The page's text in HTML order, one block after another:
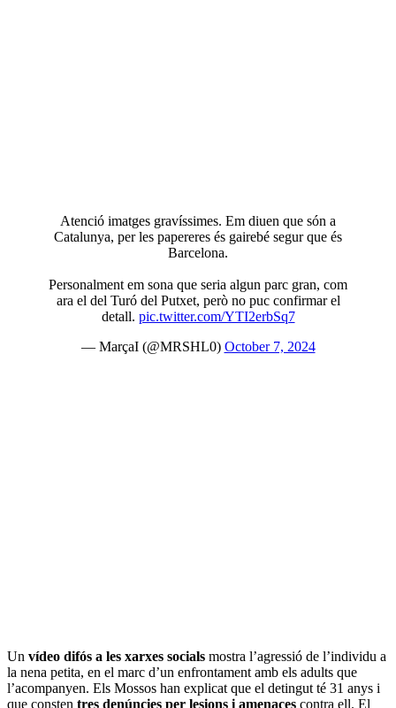
Atenció imatges gravíssimes. Em diuen que són a
Catalunya, per les papereres és gairebé segur que és
Barcelona.
Personalment em sona que seria algun parc gran, com
ara el del Turó del Putxet, però no puc confirmar el
detall. pic.twitter.com/YTI2erbSq7
— MarçaI (@MRSHL0) October 7, 2024
Un vídeo difós a les xarxes socials mostra l’agressió de l’individu a
la nena petita, en el marc d’un enfrontament amb els adults que
l’acompanyen. Els Mossos han explicat que el detingut té 31 anys i
que consten tres denúncies per lesions i amenaces contra ell. El